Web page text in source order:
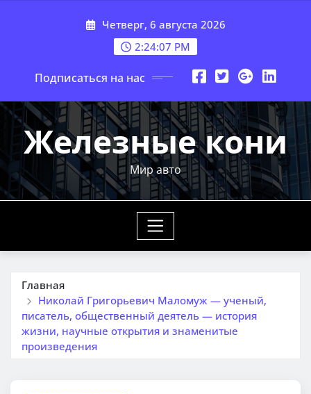
Четверг, 6 августа 2026
2:24:08 PM
Подписаться на нас
Железные кони
Мир авто
Главная
Николай Григорьевич Маломуж — ученый,
писатель, общественный деятель — история
жизни, научные открытия и знаменитые
произведения